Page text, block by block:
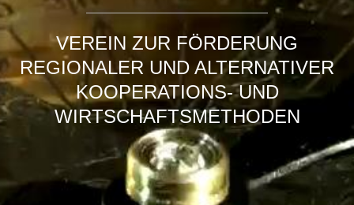
VEREIN ZUR FÖRDERUNG
REGIONALER UND ALTERNATIVER
KOOPERATIONS- UND
WIRTSCHAFTSMETHODEN